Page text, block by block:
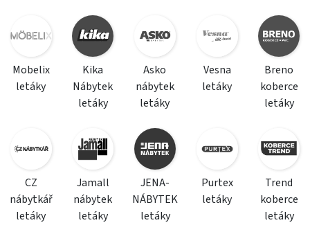
Mobelix
letáky
Kika
Nábytek
letáky
Asko
nábytek
letáky
Vesna
letáky
Breno
koberce
letáky
CZ
nábytkář
letáky
Jamall
nábytek
letáky
JENA-
NÁBYTEK
letáky
Purtex
letáky
Trend
koberce
letáky